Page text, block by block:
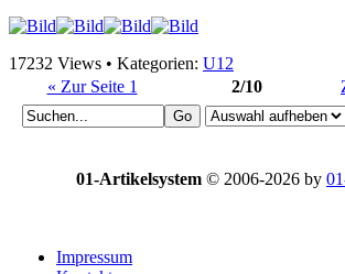
17232 Views • Kategorien: U12
« Zur Seite 1
2/10
01-Artikelsystem © 2006-2026 by
Impressum